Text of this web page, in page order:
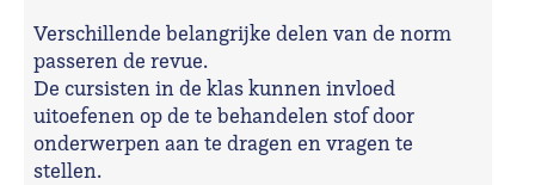
Verschillende belangrijke delen van de norm
passeren de revue.
De cursisten in de klas kunnen invloed
uitoefenen op de te behandelen stof door
onderwerpen aan te dragen en vragen te
stellen.